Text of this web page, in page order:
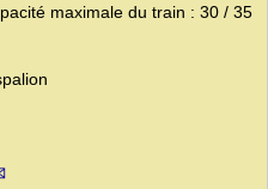
maximale du train : 30 / 35